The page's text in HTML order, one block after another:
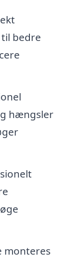
bedre
hængsler
monteres